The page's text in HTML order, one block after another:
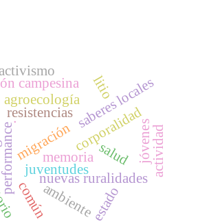
memoria
corporalidad
performance juventudes
nuevas ruralidades
campesina
salud
migración
agroecologíasaberes locales
resistencias
litio
común
actividad
ambiente
.
estado
jóvenes